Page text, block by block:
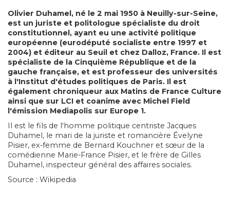
Olivier Duhamel, né le 2 mai 1950 à Neuilly-sur-Seine,
est un juriste et politologue spécialiste du droit
constitutionnel, ayant eu une activité politique
européenne (eurodéputé socialiste entre 1997 et
2004) et éditeur au Seuil et chez Dalloz, France. Il est
spécialiste de la Cinquième République et de la
gauche française, et est professeur des universités
à l'Institut d'études politiques de Paris. Il est
également chroniqueur aux Matins de France Culture
ainsi que sur LCI et coanime avec Michel Field
l'émission Mediapolis sur Europe 1.
Il est le fils de l'homme politique centriste Jacques
Duhamel, le mari de la juriste et romancière Évelyne
Pisier, ex-femme de Bernard Kouchner et sœur de la
comédienne Marie-France Pisier, et le frère de Gilles
Duhamel, inspecteur général des affaires sociales.
Source : Wikipedia